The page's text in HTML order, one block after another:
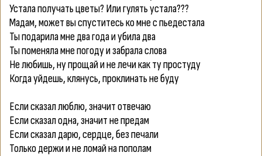
Устала получать цветы? Или гулять устала???
Мадам, может вы спуститесь ко мне с пьедестала
Ты подарила мне два года и убила два
Ты поменяла мне погоду и забрала слова
Не любишь, ну прощай и не лечи как ту простуду
Когда уйдешь, клянусь, проклинать не буду
Если сказал люблю, значит отвечаю
Если сказал одна, значит не предам
Если сказал дарю, сердце, без печали
Только держи и не ломай на пополам